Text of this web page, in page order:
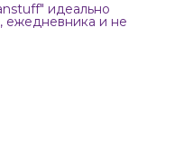
идеально
ежедневника и не